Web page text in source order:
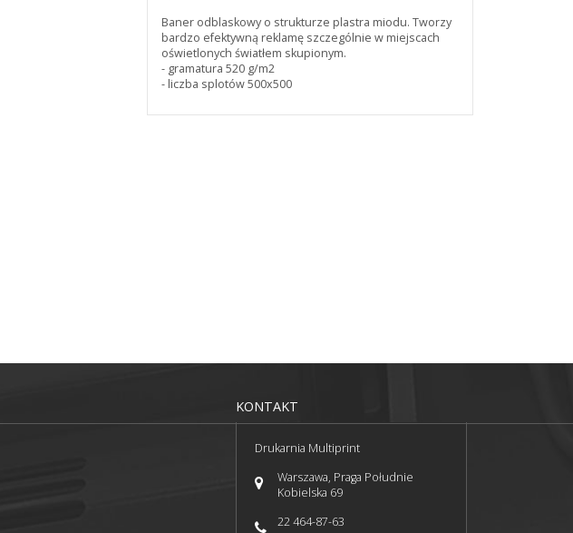
Baner odblaskowy o strukturze plastra miodu. Tworzy
bardzo efektywną reklamę szczególnie w miejscach
oświetlonych światłem skupionym.
- gramatura 520 g/m2
- liczba splotów 500x500
KONTAKT
Drukarnia Multiprint
Warszawa, Praga Południe
Kobielska 69
22 464-87-63